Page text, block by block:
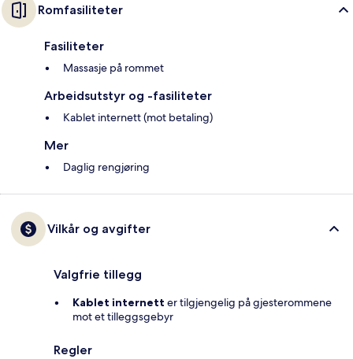
Romfasiliteter
Fasiliteter
Massasje på rommet
Arbeidsutstyr og -fasiliteter
Kablet internett (mot betaling)
Mer
Daglig rengjøring
Vilkår og avgifter
Valgfrie tillegg
Kablet internett er tilgjengelig på gjesterommene
mot et tilleggsgebyr
Regler